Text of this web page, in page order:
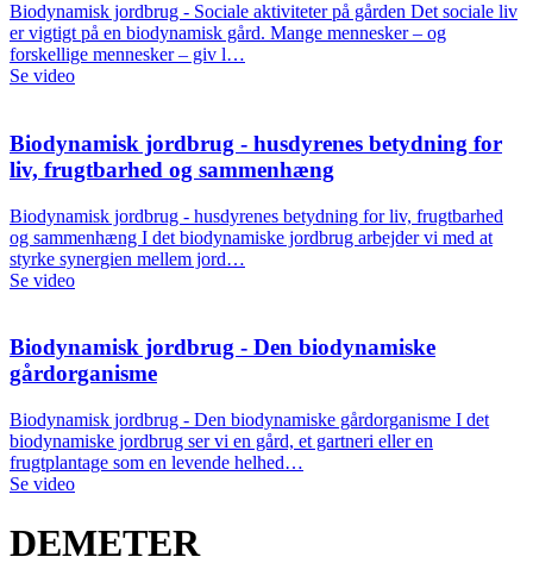
Biodynamisk jordbrug - Sociale aktiviteter på gården Det sociale liv
er vigtigt på en biodynamisk gård. Mange mennesker – og
forskellige mennesker – giv l…
Se video
Biodynamisk jordbrug - husdyrenes betydning for
liv, frugtbarhed og sammenhæng
Biodynamisk jordbrug - husdyrenes betydning for liv, frugtbarhed
og sammenhæng I det biodynamiske jordbrug arbejder vi med at
styrke synergien mellem jord…
Se video
Biodynamisk jordbrug - Den biodynamiske
gårdorganisme
Biodynamisk jordbrug - Den biodynamiske gårdorganisme I det
biodynamiske jordbrug ser vi en gård, et gartneri eller en
frugtplantage som en levende helhed…
Se video
DEMETER